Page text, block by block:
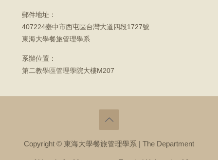
郵件地址：
407224臺中市西屯區台灣大道四段1727號
東海大學餐旅管理學系
系辦位置：
第二教學區管理學院大樓M207
Copyright © 東海大學餐旅管理學系 | The Department